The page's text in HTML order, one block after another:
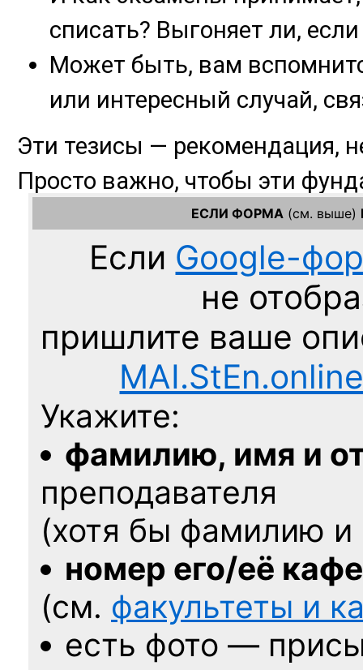
ЕСЛИ ФОРМА (см. выше)
Если Google-
не
пришлите ваше
Укажите:
фамилию, имя и
преподавателя
(хотя бы фамилию
номер его/её
(см. факультеты и
есть фото —